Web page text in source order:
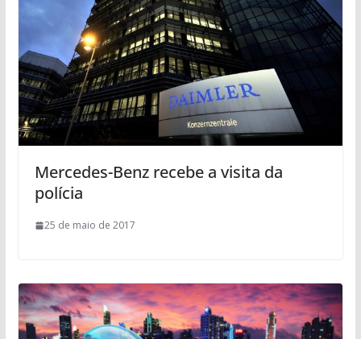
Mercedes-Benz recebe a visita da
polícia
25 de maio de 2017